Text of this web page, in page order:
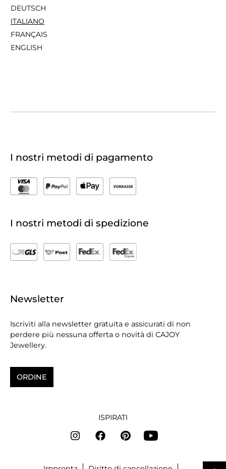
DEUTSCH
ITALIANO
FRANÇAIS
ENGLISH
I nostri metodi di pagamento
I nostri metodi di spedizione
Newsletter
Iscriviti alla newsletter gratuita e assicurati di non
perdere più nessuna offerta o novità di CAJOY
Jewellery.
ORDINE
ISPIRATI